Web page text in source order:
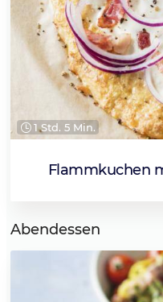
1 Std. 5 Min.
Flammkuchen
Abendessen